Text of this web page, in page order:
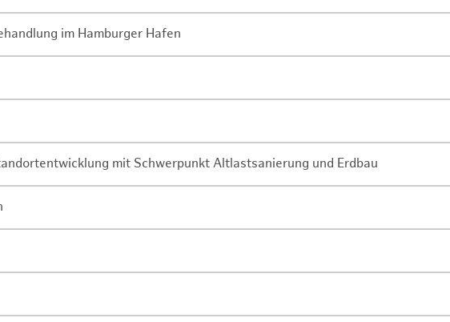
im Hamburger Hafen
mit Schwerpunkt Altlastsanierung und Erdbau